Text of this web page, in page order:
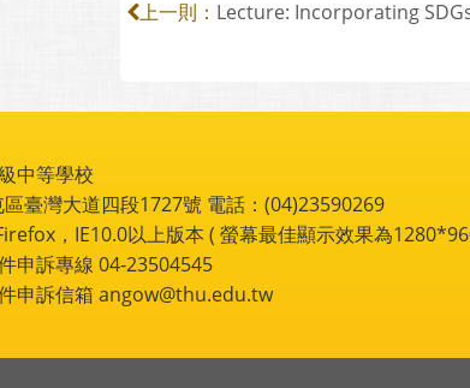
上一則： Lecture: Incorporating
中等學校
臺灣大道四段1727號 電話：(04)23590269
，IE10.0以上版本 ( 螢幕最佳顯示效果為
申訴專線 04-23504545
申訴信箱 angow@thu.edu.tw